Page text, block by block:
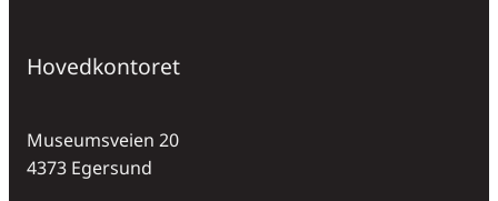
Hovedkontoret
Museumsveien 20
4373 Egersund